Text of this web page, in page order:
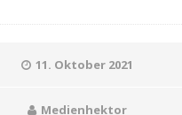
11. Oktober 2021
Medienhektor